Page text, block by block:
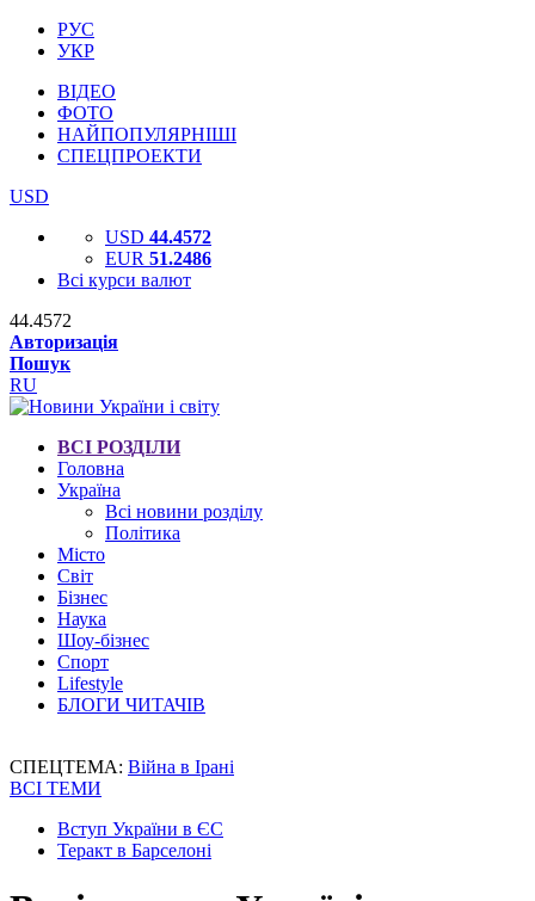
РУС
УКР
ВІДЕО
ФОТО
НАЙПОПУЛЯРНІШІ
СПЕЦПРОЕКТИ
USD
USD 44.4572
EUR 51.2486
Всі курси валют
44.4572
Авторизація
Пошук
RU
ВСІ РОЗДІЛИ
Головна
Україна
Всі новини розділу
Політика
Місто
Світ
Бізнес
Наука
Шоу-бізнес
Спорт
Lifestyle
БЛОГИ ЧИТАЧІВ
СПЕЦТЕМА: Війна в Ірані
ВСІ ТЕМИ
Вступ України в ЄС
Теракт в Барселоні